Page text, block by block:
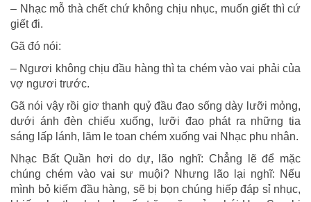
– Nhạc mỗ thà chết chứ không chịu nhục, muốn giết thì cứ
giết đi.
Gã đó nói:
– Ngươi không chịu đầu hàng thì ta chém vào vai phải của
vợ ngươi trước.
Gã nói vậy rồi giơ thanh quỷ đầu đao sống dày lưỡi mỏng,
dưới ánh đèn chiếu xuống, lưỡi đao phát ra những tia
sáng lấp lánh, lăm le toan chém xuống vai Nhạc phu nhân.
Nhạc Bất Quần hơi do dự, lão nghĩ: Chẳng lẽ để mặc
chúng chém vào vai sư muội? Nhưng lão lại nghĩ: Nếu
mình bỏ kiếm đầu hàng, sẽ bị bọn chúng hiếp đáp sỉ nhục,